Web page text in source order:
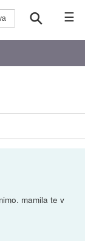
☰
mamila te v